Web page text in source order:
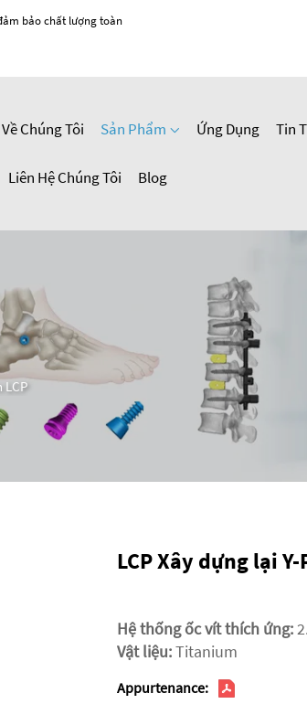
bảo chất lượng toàn
Chúng Tôi Sản Phẩm Ứng Dụng Tin
Liên Hệ Chúng Tôi Blog
LCP
LCP Xây dựng lại
Hệ thống ốc vít thích ứng:
Vật liệu:Titanium
Appurtenance: